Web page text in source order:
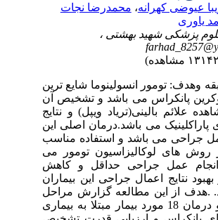
عیوضی کهرانه،محمدرضا نجات
یاوری
پزشکی شهید بهشتی ،
وهدف: تومور انسولینوما شایع ترین
پانکراس می باشد و تشخیص آن
علائم بالینی(تریاد ویپل) و نتایج
می باشد.درمان اصلی این
جراحی می باشد و استفاده مناسب
روش های لوکالیزاسیون تومور می
انجام عمل جراحی حداقل و کاهش
نتایج اعمال جراحی این بیماران
.هدف از این مطالعه گزارش مراحل
تشخیص و درمان 18 مورد بیمار مبتلا به بیماری